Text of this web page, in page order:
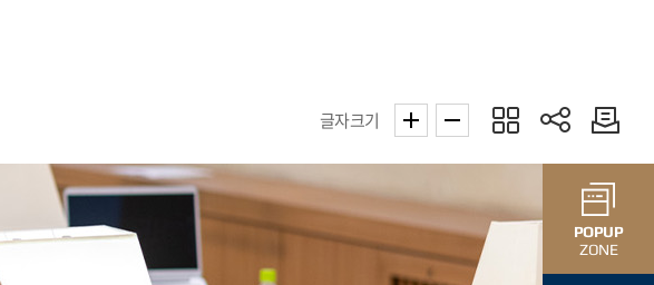
POPUP
ZONE
글자크기